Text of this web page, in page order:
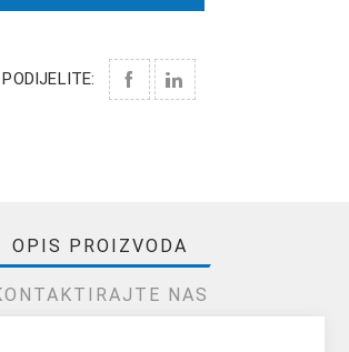
PODIJELITE:
OPIS PROIZVODA
NAS